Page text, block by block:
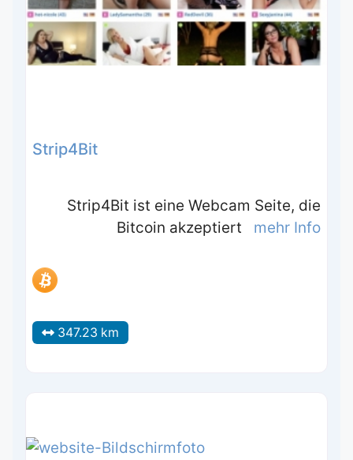
Strip4Bit
Strip4Bit ist eine Webcam Seite, die
Bitcoin akzeptiert mehr Info
347.23 km